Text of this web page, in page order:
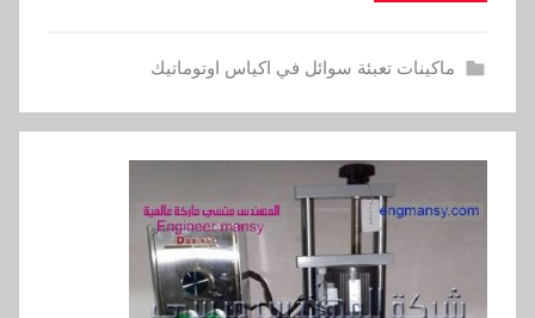
ماكينات تعبئة سوائل في اكياس اوتوماتيك